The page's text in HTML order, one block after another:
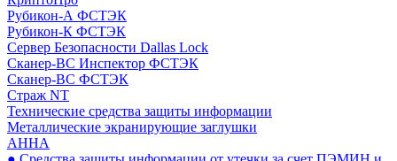
Рубикон-А ФСТЭК
Рубикон-К ФСТЭК
Сервер Безопасности Dallas Lock
Сканер-ВС Инспектор ФСТЭК
Сканер-ВС ФСТЭК
Страж NT
Технические средства защиты информации
Металлические экранирующие заглушки
АННА